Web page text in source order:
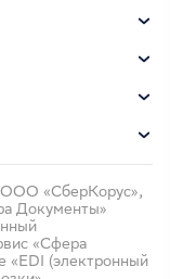
ООО «СберКорус»,
Документы»
«Сфера
«EDI (электронный